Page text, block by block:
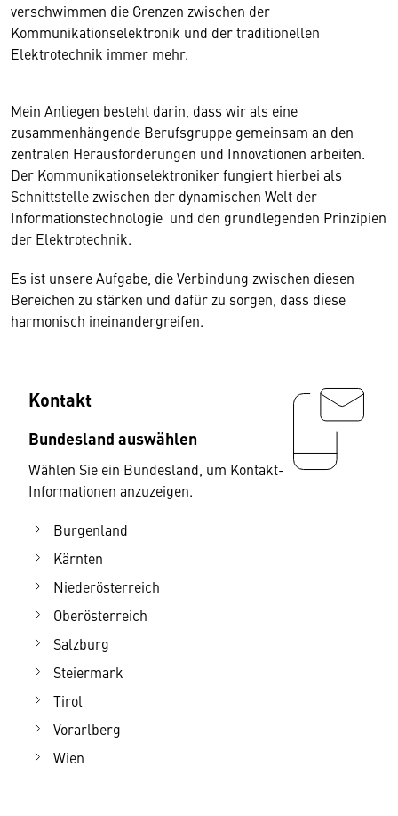
verschwimmen die Grenzen zwischen der
Kommunikationselektronik und der traditionellen
Elektrotechnik immer mehr.
Mein Anliegen besteht darin, dass wir als eine
zusammenhängende Berufsgruppe gemeinsam an den
zentralen Herausforderungen und Innovationen arbeiten.
Der Kommunikationselektroniker fungiert hierbei als
Schnittstelle zwischen der dynamischen Welt der
Informationstechnologie und den grundlegenden Prinzipien
der Elektrotechnik.
Es ist unsere Aufgabe, die Verbindung zwischen diesen
Bereichen zu stärken und dafür zu sorgen, dass diese
harmonisch ineinandergreifen.
Kontakt
Bundesland auswählen
Wählen Sie ein Bundesland, um Kontakt-
Informationen anzuzeigen.
Burgenland
Kärnten
Niederösterreich
Oberösterreich
Salzburg
Steiermark
Tirol
Vorarlberg
Wien